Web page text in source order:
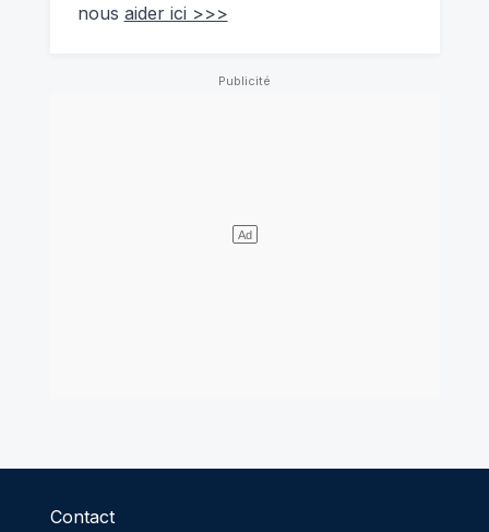
nous aider ici >>>
Contact